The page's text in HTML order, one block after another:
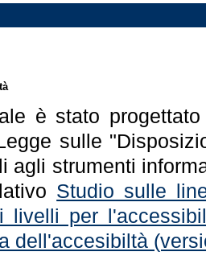
è stato
sulle
agli strumenti
Studio sulle
livelli per
dell'accesibiltà